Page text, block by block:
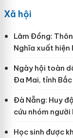
Xã hội
Lâm Đồng:
Nghĩa xuất hiện
Ngày hội toàn
Đa Mai, tỉnh Bắc
Đà Nẵng: Huy
cứu nhóm
Học sinh được